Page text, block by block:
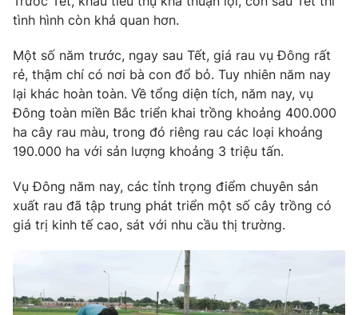
Góc doanh nghiệp
Hậu trường
Nhân vật
Khán giả
Giải sao mai
Giải trí
Điện ảnh
Âm nhạc
Sao
Đời sống
Du lịch
Làm đẹp
Chất lượng cuộc sống
Giáo dục
Học trực tuyến
Công nghệ
Hitech Công nghệ tương lai
Thị trường
Giao lưu trực tuyến
Lịch phát sóng
tình hình còn khả quan hơn.
Một số năm trước, ngay sau Tết, giá rau vụ Đông rất
rẻ, thậm chí có nơi bà con đổ bỏ. Tuy nhiên năm nay
lại khác hoàn toàn. Về tổng diện tích, năm nay, vụ
Đông toàn miền Bắc triển khai trồng khoảng 400.000
ha cây rau màu, trong đó riêng rau các loại khoảng
190.000 ha với sản lượng khoảng 3 triệu tấn.
Vụ Đông năm nay, các tỉnh trọng điểm chuyên sản
xuất rau đã tập trung phát triển một số cây trồng có
giá trị kinh tế cao, sát với nhu cầu thị trường.